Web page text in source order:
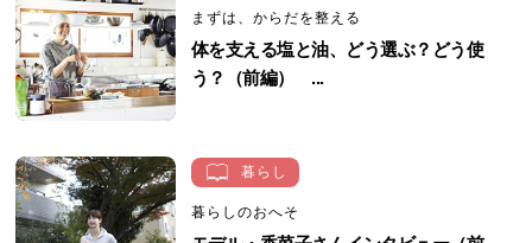
まずは、からだを整える
体を支える塩と油、どう選ぶ？どう使
う？（前編） ...
暮らし
暮らしのおへそ